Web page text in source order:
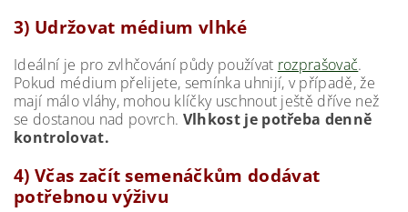
3) Udržovat médium vlhké
Ideální je pro zvlhčování půdy používat rozprašovač.
Pokud médium přelijete, semínka uhnijí, v případě, že
mají málo vláhy, mohou klíčky uschnout ještě dříve než
se dostanou nad povrch. Vlhkost je potřeba denně
kontrolovat.
4) Včas začít semenáčkům dodávat
potřebnou výživu